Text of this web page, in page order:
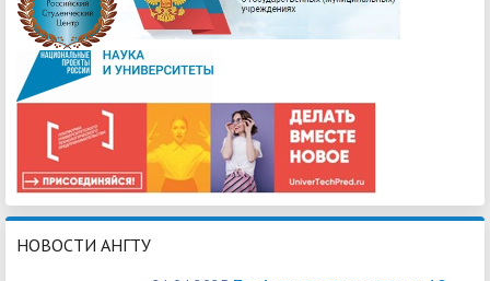
НОВОСТИ АНГТУ